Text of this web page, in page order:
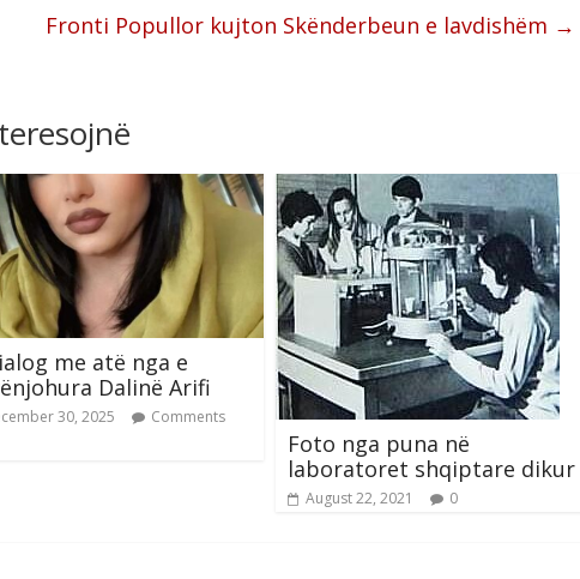
Fronti Popullor kujton Skënderbeun e lavdishëm →
me atë nga e
Dalinë Arifi
30, 2025
Comments
Foto nga puna në
laboratoret shqiptare dikur
August 22, 2021 0